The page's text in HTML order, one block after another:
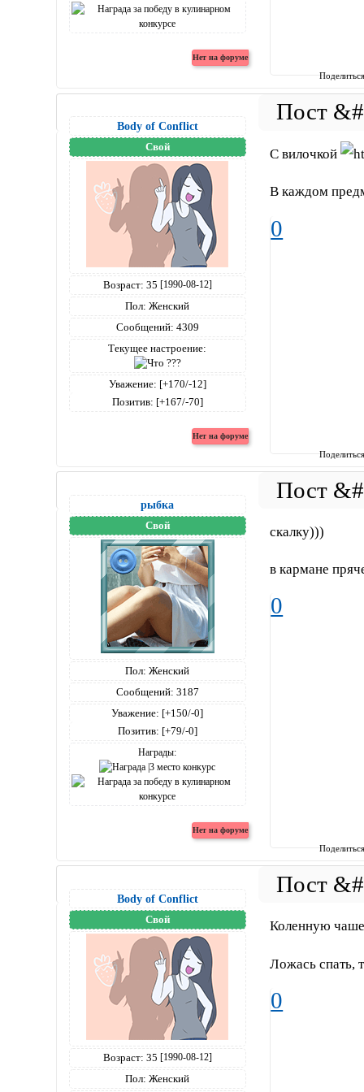
Body of Conflict
Свой
Возраст: 35 [1990-08-12]
Пол: Женский
Сообщений: 4309
Текущее настроение:
Уважение: [+170/-12]
Позитив: [+167/-70]
С вилочкой
В каждом
0
рыбка
Свой
Пол: Женский
Сообщений: 3187
Уважение: [+150/-0]
Позитив: [+79/-0]
Награды:
скалку)))
в кармане
0
Body of Conflict
Свой
Возраст: 35 [1990-08-12]
Пол: Женский
Коленную
Ложась спать,
0